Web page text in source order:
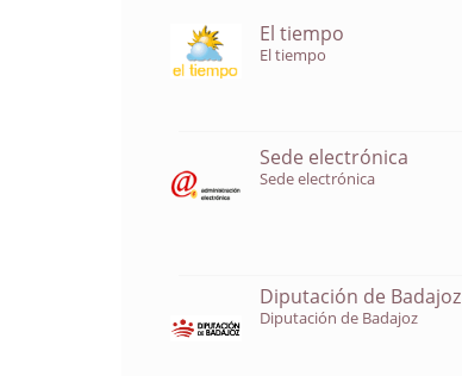
El tiempo
El tiempo
Sede electrónica
Sede electrónica
Diputación de Badajoz
Diputación de Badajoz